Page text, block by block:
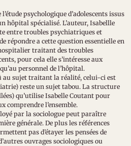
psychologique d’adolescents issus
hôpital spécialisé. L’auteur, Isabellle
entre troubles psychiatriques et
répondre a cette question essentielle en
traitant des troubles
pour cela elle s’intéresse aux
personnel de l’hôpital.
au sujet traitant la réalité, celui-ci est
reste un sujet tabou. La structure
qu’utilise Isabelle Coutant pour
comprendre l’ensemble.
par la sociologue peut paraître
générale. De plus les références
pas d’étayer les pensées de
ouvrages sociologiques ou